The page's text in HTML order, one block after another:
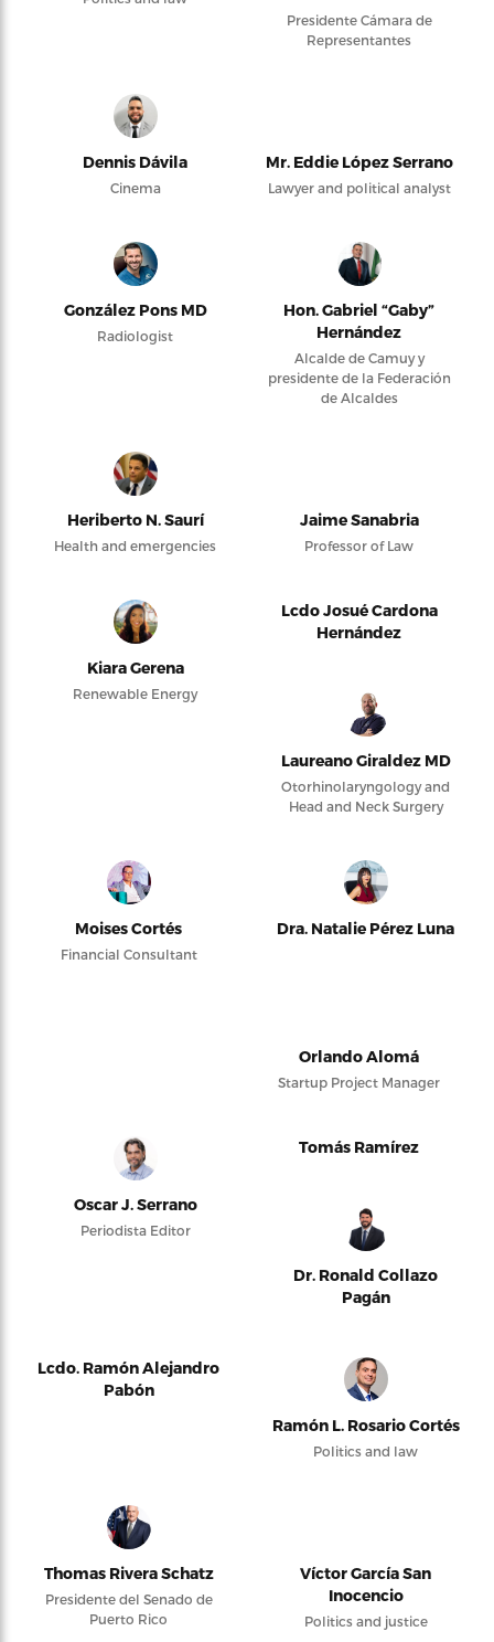
Presidente Cámara de
Representantes
Dennis Dávila
Cinema
Mr. Eddie López Serrano
Lawyer and political analyst
González Pons MD
Radiologist
Hon. Gabriel “Gaby”
Hernández
Alcalde de Camuy y
presidente de la Federación
de Alcaldes
Heriberto N. Saurí
Health and emergencies
Jaime Sanabria
Professor of Law
Kiara Gerena
Renewable Energy
Lcdo Josué Cardona
Hernández
Laureano Giraldez MD
Otorhinolaryngology and
Head and Neck Surgery
Moises Cortés
Financial Consultant
Dra. Natalie Pérez Luna
Orlando Alomá
Startup Project Manager
Oscar J. Serrano
Periodista Editor
Tomás Ramírez
Dr. Ronald Collazo
Pagán
Lcdo. Ramón Alejandro
Pabón
Ramón L. Rosario Cortés
Politics and law
Thomas Rivera Schatz
Presidente del Senado de
Puerto Rico
Víctor García San
Inocencio
Politics and justice